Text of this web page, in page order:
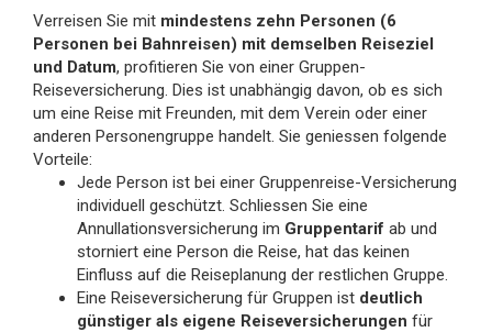
Verreisen Sie mit mindestens zehn Personen (6
Personen bei Bahnreisen) mit demselben Reiseziel
und Datum, profitieren Sie von einer Gruppen-
Reiseversicherung. Dies ist unabhängig davon, ob es sich
um eine Reise mit Freunden, mit dem Verein oder einer
anderen Personengruppe handelt. Sie geniessen folgende
Vorteile:
Jede Person ist bei einer Gruppenreise-Versicherung
individuell geschützt. Schliessen Sie eine
Annullationsversicherung im Gruppentarif ab und
storniert eine Person die Reise, hat das keinen
Einfluss auf die Reiseplanung der restlichen Gruppe.
Eine Reiseversicherung für Gruppen ist deutlich
günstiger als eigene Reiseversicherungen für